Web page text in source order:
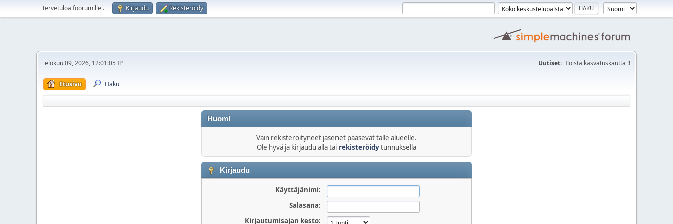
Tervetuloa foorumille . Kirjaudu Rekisteröidy
elokuu 09, 2026, 12:01:05 IP Uutiset: Iloista kasvatuskautta !!
Etusivu Haku
Huom!
Vain rekisteröityneet jäsenet pääsevät tälle alueelle.
Ole hyvä ja kirjaudu alla tai rekisteröidytunnuksella
Kirjaudu
Käyttäjänimi:
Salasana:
Kirjautumisajan kesto: